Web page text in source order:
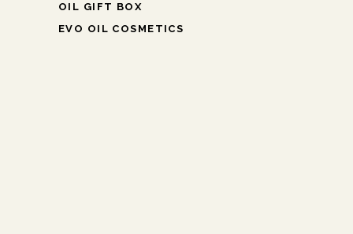
OIL GIFT BOX
EVO OIL COSMETICS